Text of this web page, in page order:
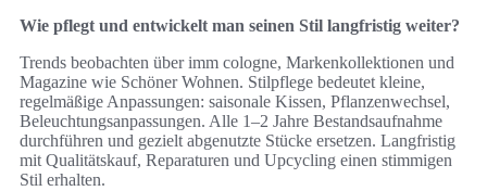
Wie pflegt und entwickelt man seinen Stil langfristig weiter?
Trends beobachten über imm cologne, Markenkollektionen und
Magazine wie Schöner Wohnen. Stilpflege bedeutet kleine,
regelmäßige Anpassungen: saisonale Kissen, Pflanzenwechsel,
Beleuchtungsanpassungen. Alle 1–2 Jahre Bestandsaufnahme
durchführen und gezielt abgenutzte Stücke ersetzen. Langfristig
mit Qualitätskauf, Reparaturen und Upcycling einen stimmigen
Stil erhalten.